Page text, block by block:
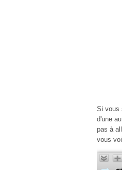
Si vous
d'une
pas à
vous